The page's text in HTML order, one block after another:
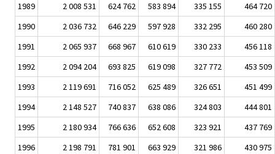
1989
2 008 531 624 762 583 894 335 155
464 720
1990
2 036 732 646 229 597 928 332 295
460 280
1991
2 065 937 668 967 610 619 330 233
456 118
1992
2 094 204 693 825 619 098 327 772
453 509
1993
2 119 691 716 052 625 489 326 651
451 499
1994
2 148 527 740 837 638 086 324 803
444 801
1995
2 180 934 766 636 652 608 323 921
437 769
1996
2 198 791 781 901 663 929 321 986
430 975